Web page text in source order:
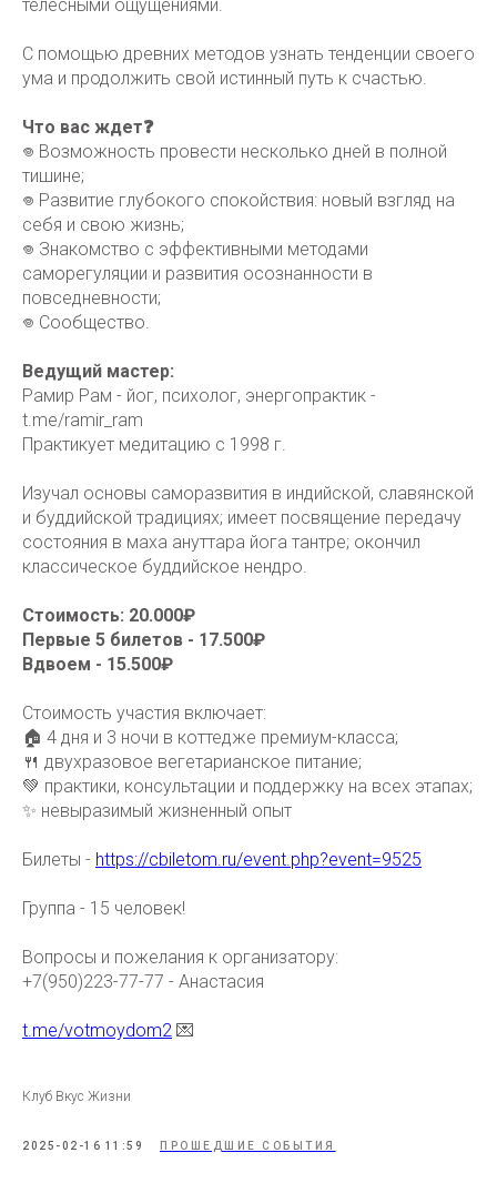
телесными ощущениями.
С помощью древних методов узнать тенденции своего
ума и продолжить свой истинный путь к счастью.
Что вас ждет❓
𖦹 Возможность провести несколько дней в полной
тишине;
𖦹 Развитие глубокого спокойствия: новый взгляд на
себя и свою жизнь;
𖦹 Знакомство с эффективными методами
саморегуляции и развития осознанности в
повседневности;
𖦹 Сообщество.
Ведущий мастер:
Рамир Рам - йог, психолог, энергопрактик -
t.me/ramir_ram
Практикует медитацию с 1998 г.
Изучал основы саморазвития в индийской, славянской
и буддийской традициях; имеет посвящение передачу
состояния в маха ануттара йога тантре; окончил
классическое буддийское нендро.
Стоимость: 20.000₽
Первые 5 билетов - 17.500₽
Вдвоем - 15.500₽
Стоимость участия включает:
🏠 4 дня и 3 ночи в коттедже премиум-класса;
🍴 двухразовое вегетарианское питание;
💚 практики, консультации и поддержку на всех этапах;
✨ невыразимый жизненный опыт
Билеты - https://cbiletom.ru/event.php?event=9525
Группа - 15 человек!
Вопросы и пожелания к организатору:
+7(950)223-77-77 - Анастасия
t.me/votmoydom2 💌
Клуб Вкус Жизни
2025-02-16 11:59 ПРОШЕДШИЕ СОБЫТИЯ